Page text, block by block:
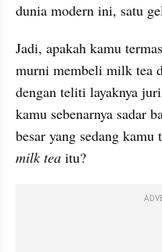
dunia modern ini, satu
Jadi, apakah kamu
murni membeli milk tea
dengan teliti layaknya
kamu sebenarnya sadar
besar yang sedang kamu
milk tea itu?